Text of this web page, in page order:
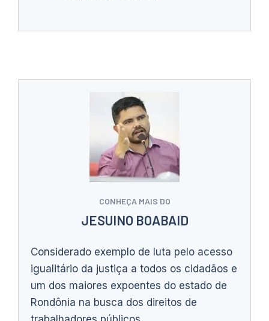
CONHEÇA MAIS DO
JESUINO BOABAID
Considerado exemplo de luta pelo acesso
igualitário da justiça a todos os cidadãos e
um dos maiores expoentes do estado de
Rondônia na busca dos direitos de